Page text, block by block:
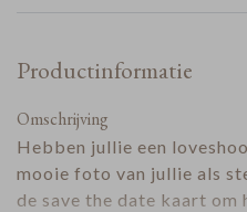
Productinformatie
Omschrijving
Hebben jullie een
mooie foto van jullie als
de save the date kaart